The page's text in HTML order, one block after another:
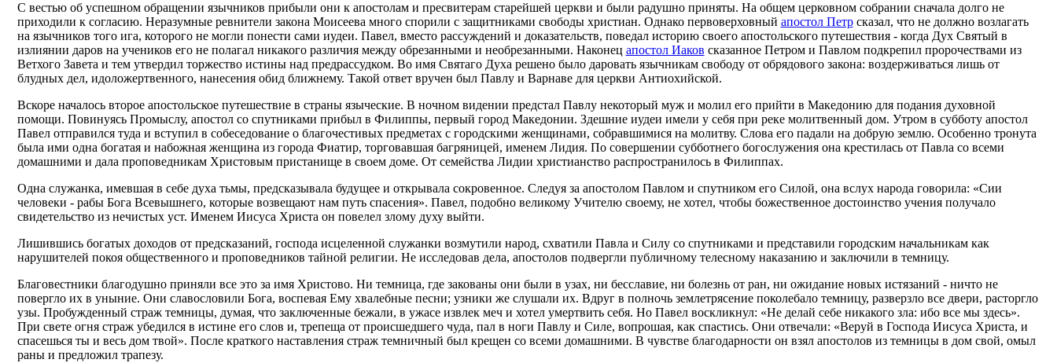
С вестью об успешном обращении язычников прибыли они к апостолам и пресвитерам старейшей церкви и были радушно приняты. На общем церковном собрании сначала долго не
приходили к согласию. Неразумные ревнители закона Моисеева много спорили с защитниками свободы христиан. Однако первоверховный апостол Петрсказал, что не должно возлагать
на язычников того ига, которого не могли понести сами иудеи. Павел, вместо рассуждений и доказательств, поведал историю своего апостольского путешествия - когда Дух Святый в
излиянии даров на учеников его не полагал никакого различия между обрезанными и необрезанными. Наконец апостол Иаков сказанное Петром и Павлом подкрепил пророчествами из
Ветхого Завета и тем утвердил торжество истины над предрассудком. Во имя Святаго Духа решено было даровать язычникам свободу от обрядового закона: воздерживаться лишь от
блудных дел, идоложертвенного, нанесения обид ближнему. Такой ответ вручен был Павлу и Варнаве для церкви Антиохийской.
Вскоре началось второе апостольское путешествие в страны языческие. В ночном видении предстал Павлу некоторый муж и молил его прийти в Македонию для подания духовной
помощи. Повинуясь Промыслу, апостол со спутниками прибыл в Филиппы, первый город Македонии. Здешние иудеи имели у себя при реке молитвенный дом. Утром в субботу апостол
Павел отправился туда и вступил в собеседование о благочестивых предметах с городскими женщинами, собравшимися на молитву. Слова его падали на добрую землю. Особенно тронута
была ими одна богатая и набожная женщина из города Фиатир, торговавшая багряницей, именем Лидия. По совершении субботнего богослужения она крестилась от Павла со всеми
домашними и дала проповедникам Христовым пристанище в своем доме. От семейства Лидии христианство распространилось в Филиппах.
Одна служанка, имевшая в себе духа тьмы, предсказывала будущее и открывала сокровенное. Следуя за апостолом Павлом и спутником его Силой, она вслух народа говорила: «Сии
человеки - рабы Бога Всевышнего, которые возвещают нам путь спасения». Павел, подобно великому Учителю своему, не хотел, чтобы божественное достоинство учения получало
свидетельство из нечистых уст. Именем Иисуса Христа он повелел злому духу выйти.
Лишившись богатых доходов от предсказаний, господа исцеленной служанки возмутили народ, схватили Павла и Силу со спутниками и представили городским начальникам как
нарушителей покоя общественного и проповедников тайной религии. Не исследовав дела, апостолов подвергли публичному телесному наказанию и заключили в темницу.
Благовестники благодушно приняли все это за имя Христово. Ни темница, где закованы они были в узах, ни бесславие, ни болезнь от ран, ни ожидание новых истязаний - ничто не
повергло их в уныние. Они славословили Бога, воспевая Ему хвалебные песни; узники же слушали их. Вдруг в полночь землетрясение поколебало темницу, разверзло все двери, расторгло
узы. Пробужденный страж темницы, думая, что заключенные бежали, в ужасе извлек меч и хотел умертвить себя. Но Павел воскликнул: «Не делай себе никакого зла: ибо все мы здесь».
При свете огня страж убедился в истине его слов и, трепеща от происшедшего чуда, пал в ноги Павлу и Силе, вопрошая, как спастись. Они отвечали: «Веруй в Господа Иисуса Христа, и
спасешься ты и весь дом твой». После краткого наставления страж темничный был крещен со всеми домашними. В чувстве благодарности он взял апостолов из темницы в дом свой, омыл
раны и предложил трапезу.